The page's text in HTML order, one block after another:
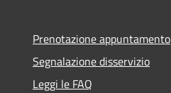
Prenotazione appuntamento
Segnalazione disservizio
Leggi le FAQ